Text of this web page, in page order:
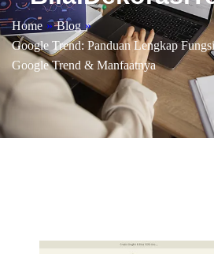
Home » Blog »
Google Trend: Panduan Lengkap
Google Trend & Manfaatnya